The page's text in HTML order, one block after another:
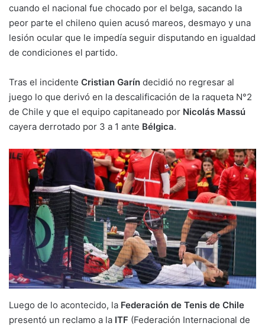
cuando el nacional fue chocado por el belga, sacando la
peor parte el chileno quien acusó mareos, desmayo y una
lesión ocular que le impedía seguir disputando en igualdad
de condiciones el partido.
Tras el incidente Cristian Garín decidió no regresar al
juego lo que derivó en la descalificación de la raqueta N°2
de Chile y que el equipo capitaneado por Nicolás Massú
cayera derrotado por 3 a 1 ante Bélgica.
Luego de lo acontecido, la Federación de Tenis de Chile
presentó un reclamo a la ITF (Federación Internacional de